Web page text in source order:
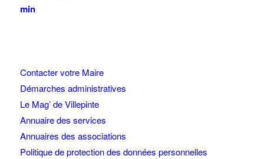
min
Contacter votre Maire
Démarches administratives
Le Mag’ de Villepinte
Annuaire des services
Annuaires des associations
Politique de protection des données personnelles